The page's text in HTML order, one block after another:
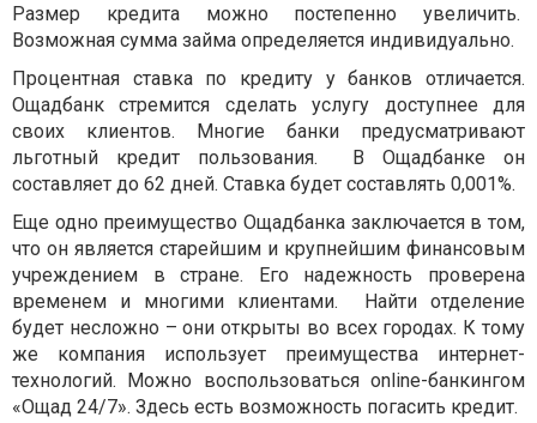
Размер кредита можно постепенно увеличить.
Возможная сумма займа определяется индивидуально.
Процентная ставка по кредиту у банков отличается.
Ощадбанк стремится сделать услугу доступнее для
своих клиентов. Многие банки предусматривают
льготный кредит пользования.
В Ощадбанке он
составляет до 62 дней. Ставка будет составлять 0,001%.
Еще одно преимущество Ощадбанка заключается в том,
что он является старейшим и крупнейшим финансовым
учреждением в стране. Его надежность проверена
временем и многими клиентами.
Найти отделение
будет несложно – они открыты во всех городах. К тому
же компания использует преимущества интернет-
технологий. Можно воспользоваться online-банкингом
«Ощад 24/7». Здесь есть возможность погасить кредит.